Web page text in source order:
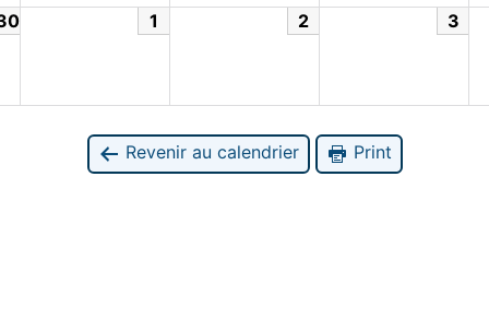
1 2 3
Revenir au calendrier Print